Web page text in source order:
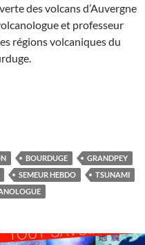
des volcans d’Auvergne
et professeur
régions volcaniques du
BOURDUGE
GRANDPEY
SEMEUR HEBDO
TSUNAMI